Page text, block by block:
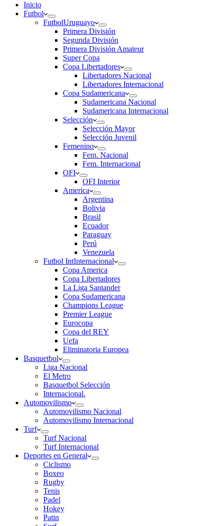
Inicio
Futbol
FutbolUruguayo
Primera División
Segunda División
Primera División Amateur
Super Copa
Copa Libertadores
Libertadores Nacional
Libertadores Internacional
Copa Sudamericana
Sudamericana Nacional
Sudamericana Internacional
Selección
Selección Mayor
Selección Juvenil
Femenino
Fem. Nacional
Fem. Internacional
OFI
OFI Interior
America
Argentina
Bolivia
Brasil
Ecuador
Paraguay
Perú
Venezuela
Futbol IntInternacional
Copa America
Copa Libertadores
La Liga Santander
Copa Sudamericana
Champions League
Premier League
Eurocopa
Copa del REY
Uefa
Eliminatoria Europea
Basquetbol
Liga Nacional
El Metro
Basquetbol Selección
Internacional.
Automovilismo
Automovilismo Nacional
Automovilismo Internacional
Turf
Turf Nacional
Turf Internacional
Deportes en General
Ciclismo
Boxeo
Rugby
Tenis
Padel
Hokey
Patin